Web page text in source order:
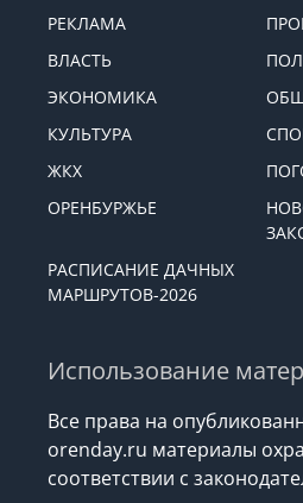
РЕКЛАМА
ВЛАСТЬ
ЭКОНОМИКА
КУЛЬТУРА
ЖКХ
ОРЕНБУРЖЬЕ
РАСПИСАНИЕ ДАЧНЫХ
МАРШРУТОВ-2026
Использование
Все права на
orenday.ru материалы
соответствии с